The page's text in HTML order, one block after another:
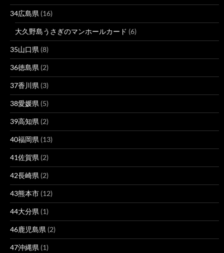
34広島県 (16)
大久野島うさぎのマンホールカード (6)
35山口県 (8)
36徳島県 (2)
37香川県 (3)
38愛媛県 (5)
39高知県 (2)
40福岡県 (13)
41佐賀県 (2)
42長崎県 (2)
43熊本市 (12)
44大分県 (1)
46鹿児島県 (2)
47沖縄県 (1)